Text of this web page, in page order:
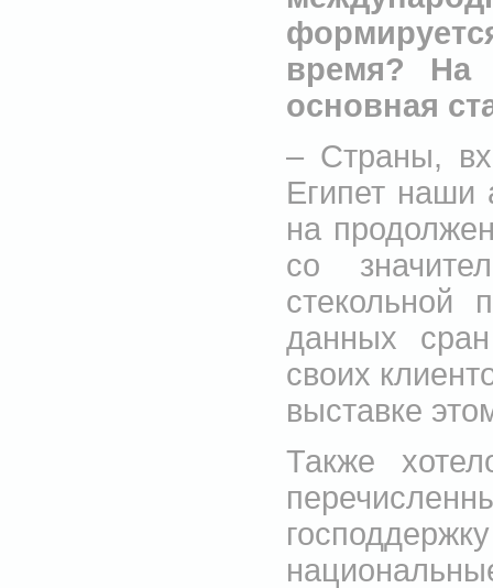
время? На
основная
– Страны,
Египет наши
на
со
стекольной
данных
своих
выставке
Также